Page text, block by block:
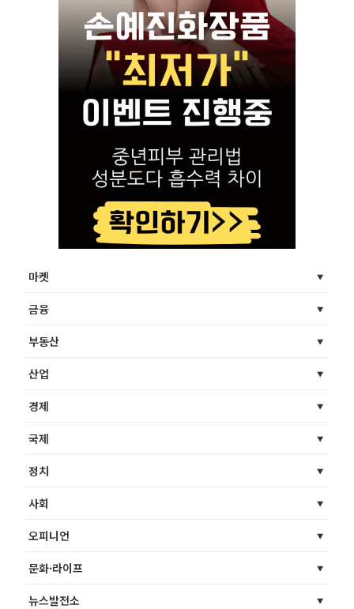
마켓
금융
부동산
산업
경제
국제
정치
사회
오피니언
문화·라이프
뉴스발전소